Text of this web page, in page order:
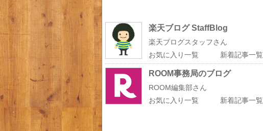
楽天ブログ StaffBlog
楽天ブログスタッフさん
お気に入り一覧
新着記事一覧
ROOM事務局のブログ
ROOM編集部さん
お気に入り一覧
新着記事一覧